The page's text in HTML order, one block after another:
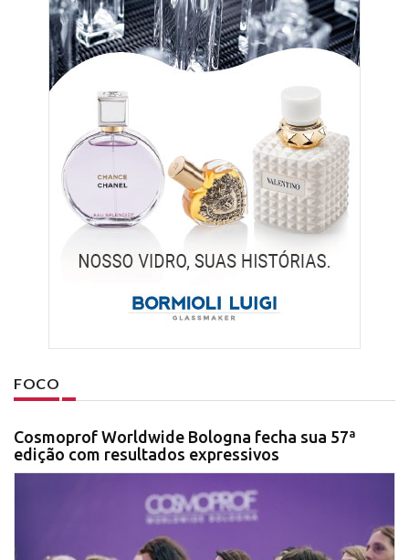
FOCO
Cosmoprof Worldwide Bologna fecha sua 57ª
edição com resultados expressivos